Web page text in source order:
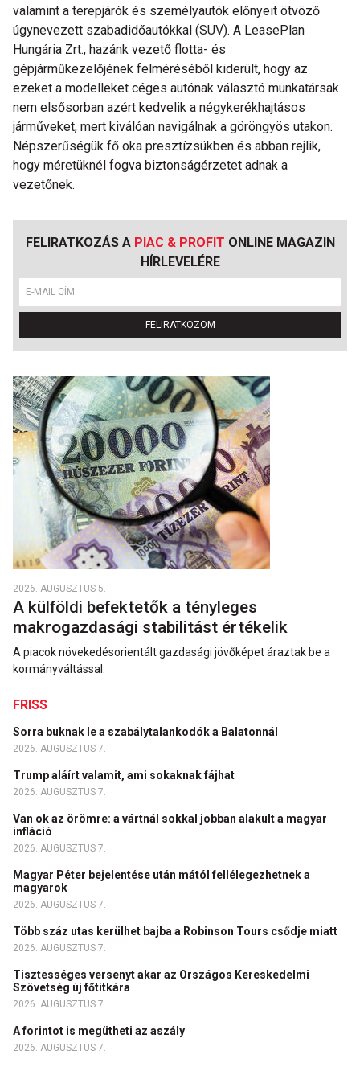
valamint a terepjárók és személyautók előnyeit ötvöző
úgynevezett szabadidőautókkal (SUV). A LeasePlan
Hungária Zrt., hazánk vezető flotta- és
gépjárműkezelőjének felméréséből kiderült, hogy az
ezeket a modelleket céges autónak választó munkatársak
nem elsősorban azért kedvelik a négykerékhajtásos
járműveket, mert kiválóan navigálnak a göröngyös utakon.
Népszerűségük fő oka presztízsükben és abban rejlik,
hogy méretüknél fogva biztonságérzetet adnak a
vezetőnek.
FELIRATKOZÁS A PIAC & PROFIT ONLINE MAGAZIN
HÍRLEVELÉRE
FELIRATKOZOM
2026. AUGUSZTUS 5.
A külföldi befektetők a tényleges
makrogazdasági stabilitást értékelik
A piacok növekedésorientált gazdasági jövőképet áraztak be a
kormányváltással.
FRISS
Sorra buknak le a szabálytalankodók a Balatonnál
2026. AUGUSZTUS 7.
Trump aláírt valamit, ami sokaknak fájhat
2026. AUGUSZTUS 7.
Van ok az örömre: a vártnál sokkal jobban alakult a magyar
infláció
2026. AUGUSZTUS 7.
Magyar Péter bejelentése után mától fellélegezhetnek a
magyarok
2026. AUGUSZTUS 7.
Több száz utas kerülhet bajba a Robinson Tours csődje miatt
2026. AUGUSZTUS 7.
Tisztességes versenyt akar az Országos Kereskedelmi
Szövetség új főtitkára
2026. AUGUSZTUS 7.
A forintot is megütheti az aszály
2026. AUGUSZTUS 7.